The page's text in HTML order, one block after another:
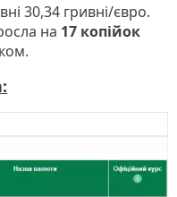
30,34 гривні/євро.
на 17 копійок